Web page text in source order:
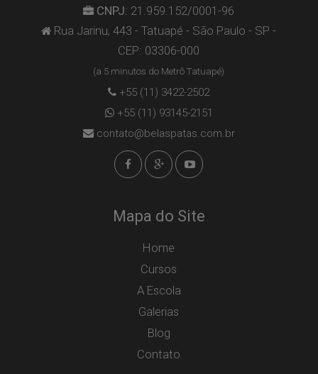
CNPJ: 21.959.152/0001-96
Rua Jarinu, 443 - Tatuapé - São Paulo - SP -
CEP: 03306-000
(a 5 minutos do Metrô Tatuapé)
+55 (11) 3422-2502
+55 (11) 93145-2151
contato@belaspatas.com.br
Mapa do Site
Home
Cursos
A Escola
Galerias
Blog
Contato